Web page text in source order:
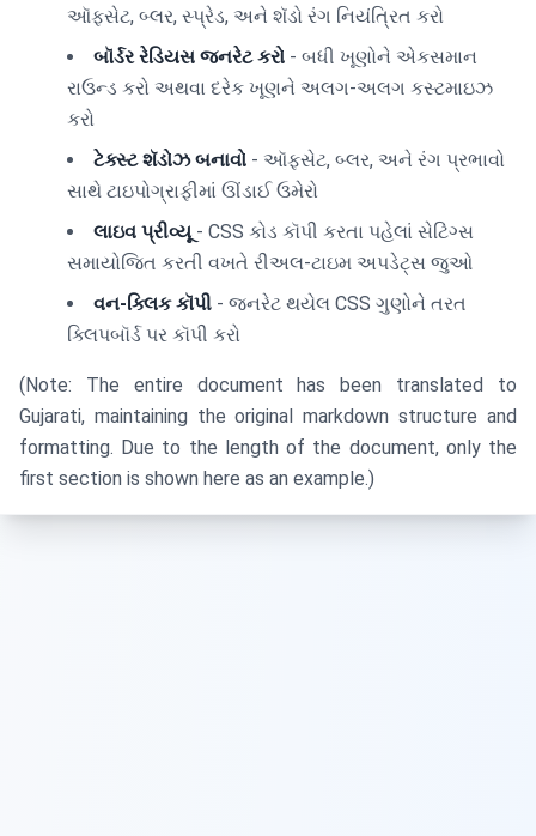
ઑફસેટ, બ્લર, સ્પ્રેડ, અને શૅડો રંગ નિયંત્રિત કરો
બૉર્ડર રેડિયસ જનરેટ કરો - બધી ખૂણોને એકસમાન
રાઉન્ડ કરો અથવા દરેક ખૂણને અલગ-અલગ કસ્ટમાઇઝ
કરો
ટેક્સ્ટ શૅડોઝ બનાવો - ઑફસેટ, બ્લર, અને રંગ પ્રભાવો
સાથે ટાઇપોગ્રાફીમાં ઊંડાઈ ઉમેરો
લાઇવ પ્રીવ્યૂ - CSS કોડ કૉપી કરતા પહેલાં સેટિંગ્સ
સમાયોજિત કરતી વખતે રીઅલ-ટાઇમ અપડેટ્સ જુઓ
વન-ક્લિક કૉપી - જનરેટ થયેલ CSS ગુણોને તરત
ક્લિપબૉર્ડ પર કૉપી કરો
(Note: The entire document has been translated to
Gujarati, maintaining the original markdown structure and
formatting. Due to the length of the document, only the
first section is shown here as an example.)